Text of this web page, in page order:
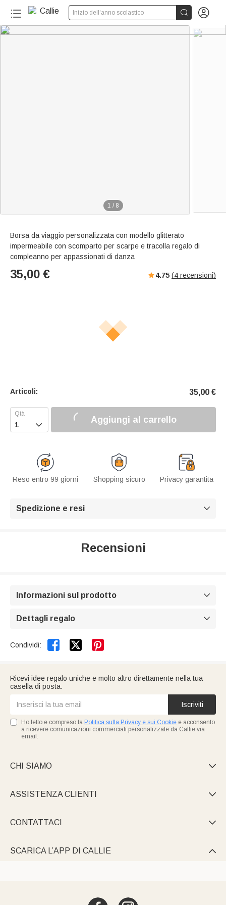
Inizio dell'anno scolastico  
1 / 8
Borsa da viaggio personalizzata con modello glitterato
impermeabile con scomparto per scarpe e tracolla regalo di
compleanno per appassionati di danza
35,00 € 4.75 (4 recensioni)
Articoli: 35,00 €
 Aggiungi al carrello
Reso entro 99 giorni Shopping sicuro Privacy garantita
Spedizione e resi 
Recensioni
Informazioni sul prodotto 
Dettagli regalo 
Condividi:  
Ricevi idee regalo uniche e molto altro direttamente nella tua
casella di posta.
Iscriviti
Ho letto e compreso la Politica sulla Privacy e sui Cookie e acconsento
a ricevere comunicazioni commerciali personalizzate da Callie via
email.
CHI SIAMO 
ASSISTENZA CLIENTI 
CONTATTACI 
SCARICA L’APP DI CALLIE 